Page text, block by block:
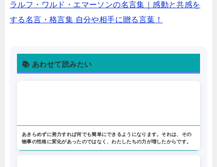
ラルフ・ワルド・エマーソンの名言集｜感動と共感を
する名言・格言集 自分や相手に贈る言葉！
📚 あわせて読みたい
あきらめずに努力すれば何でも簡単にできるようになります。それは、その
物事の性格に変化があったのではなく、わたしたちの力が増したからです。